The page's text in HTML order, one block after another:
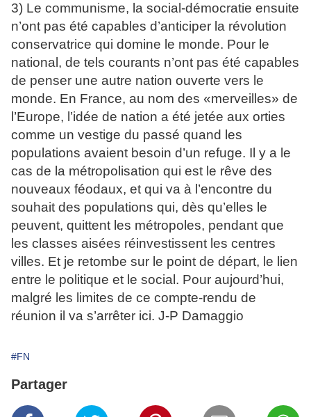
3) Le communisme, la social-démocratie ensuite
n’ont pas été capables d’anticiper la révolution
conservatrice qui domine le monde. Pour le
national, de tels courants n’ont pas été capables
de penser une autre nation ouverte vers le
monde. En France, au nom des «merveilles» de
l’Europe, l’idée de nation a été jetée aux orties
comme un vestige du passé quand les
populations avaient besoin d’un refuge. Il y a le
cas de la métropolisation qui est le rêve des
nouveaux féodaux, et qui va à l’encontre du
souhait des populations qui, dès qu’elles le
peuvent, quittent les métropoles, pendant que
les classes aisées réinvestissent les centres
villes. Et je retombe sur le point de départ, le lien
entre le politique et le social. Pour aujourd’hui,
malgré les limites de ce compte-rendu de
réunion il va s’arrêter ici. J-P Damaggio
#FN
Partager